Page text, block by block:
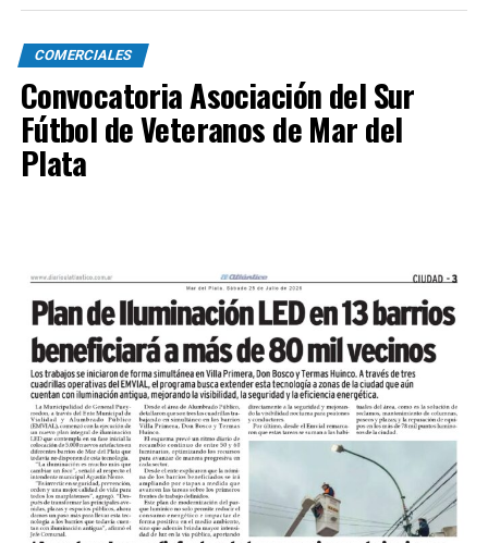
COMERCIALES
Convocatoria Asociación del Sur
Fútbol de Veteranos de Mar del
Plata